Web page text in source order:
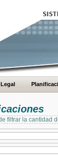
filtrar la cantidad